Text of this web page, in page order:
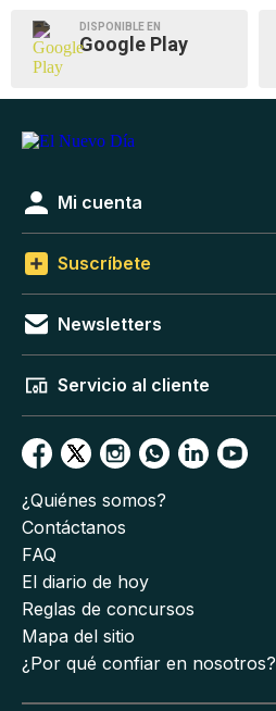
DISPONIBLE EN
Google Play
Mi cuenta
Suscríbete
Newsletters
Servicio al cliente
¿Quiénes somos?
Contáctanos
FAQ
El diario de hoy
Reglas de concursos
Mapa del sitio
¿Por qué confiar en nosotros?